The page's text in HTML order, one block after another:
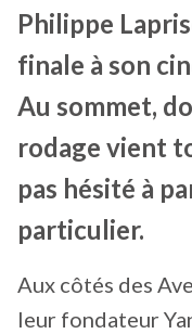
Philippe
finale à son
Au sommet,
rodage vient
pas hésité à
particulier.
Aux côtés des
leur fondateur